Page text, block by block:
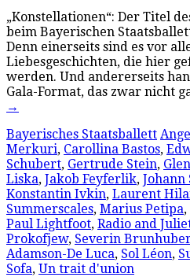
„Konstellationen“: Der Titel
beim Bayerischen
Denn einerseits sind es vor
Liebesgeschichten, die hier
werden. Und andererseits
Gala-Format, das zwar nicht
→
Bayerisches Staatsballett
Merkuri, Carollina Bastos,
Schubert, Gertrude Stein,
Liska, Jakob Feyferlik, Johann
Konstantin Ivkin, Laurent
Summerscales, Marius Petipa,
Paul Lightfoot, Radio and
Prokofjew, Severin
Adamson-De Luca, Sol Léon,
Sofa, Un trait d'union